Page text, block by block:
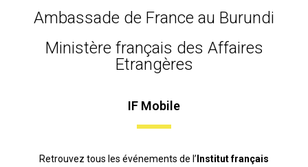
Ambassade de France au Burundi
Ministère français des Affaires
Etrangères
IF Mobile
Retrouvez tous les événements de l’ Institut français